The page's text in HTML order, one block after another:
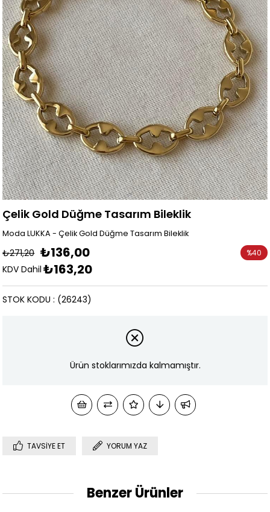
Çelik Gold Düğme Tasarım Bileklik
Moda LUKKA - Çelik Gold Düğme Tasarım Bileklik
₺271,20 ₺136,00
KDV Dahil ₺163,20
%40
(26243)
STOK KODU
Ürün stoklarımızda kalmamıştır.
TAVSIYE ET YORUM YAZ
Benzer Ürünler